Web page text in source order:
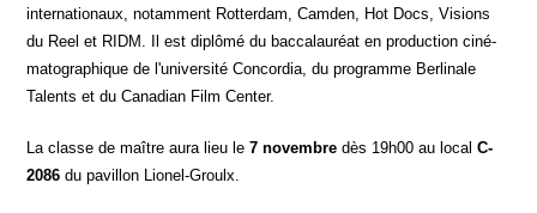
inter­na­tio­naux, notam­ment Rot­ter­dam, Cam­den, Hot Docs, Visions
du Reel et RIDM. Il est diplô­mé du bac­ca­lau­réat en pro­duc­tion ciné­
ma­to­gra­phique de l'université Concor­dia, du pro­gramme Ber­li­nale
Talents et du Cana­dian Film Center.
La classe de maître aura lieu le7 novembre dès 19h00 au localC-
2086du pavillon Lio­nel-Groulx.